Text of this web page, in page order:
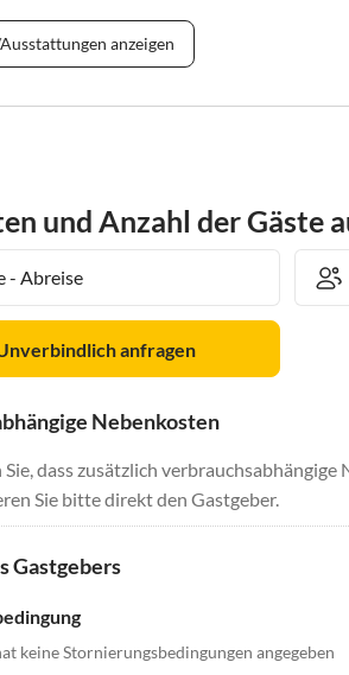
anzeigen
und Anzahl der Gäste
Abreise
anfragen
Nebenkosten
dass zusätzlich
Sie bitte direkt den Gastgeber.
Gastgebers
keine Stornierungsbedingungen angegeben